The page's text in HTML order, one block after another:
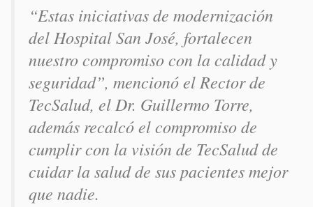
“Estas iniciativas de modernización
del Hospital San José, fortalecen
nuestro compromiso con la calidad y
seguridad”, mencionó el Rector de
TecSalud, el Dr. Guillermo Torre,
además recalcó el compromiso de
cumplir con la visión de TecSalud de
cuidar la salud de sus pacientes mejor
que nadie.